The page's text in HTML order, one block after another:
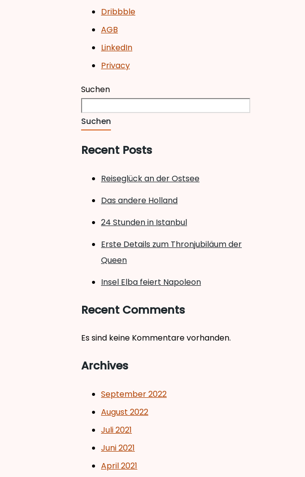
Dribbble
AGB
LinkedIn
Privacy
Suchen
Suchen
Recent Posts
Reiseglück an der Ostsee
Das andere Holland
24 Stunden in Istanbul
Erste Details zum Thronjubiläum der
Queen
Insel Elba feiert Napoleon
Recent Comments
Es sind keine Kommentare vorhanden.
Archives
September 2022
August 2022
Juli 2021
Juni 2021
April 2021